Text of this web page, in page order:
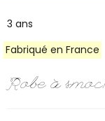
3 ans
Fabriqué en France
Robe à